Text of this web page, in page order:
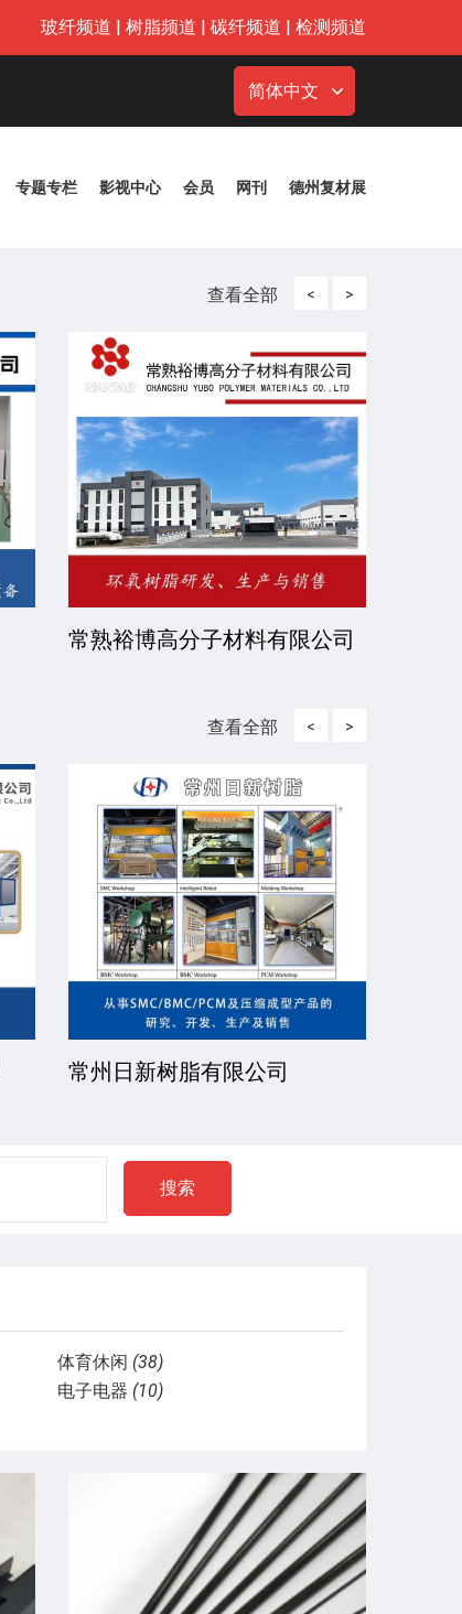
玻纤频道 | 树脂频道 | 碳纤频道 | 检测频道
简体中文
专题专栏 影视中心 会员 网刊 德州复材展
查看全部 <
常熟裕博高分子材料有限公司
>
查看全部 <
常州日新树脂有限公司
>
搜索
体育休闲 (38)
电子电器 (10)